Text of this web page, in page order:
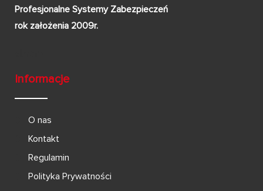
Profesjonalne Systemy Zabezpieczeń
rok założenia 2009r.
Informacje
O nas
Kontakt
Regulamin
Polityka Prywatności